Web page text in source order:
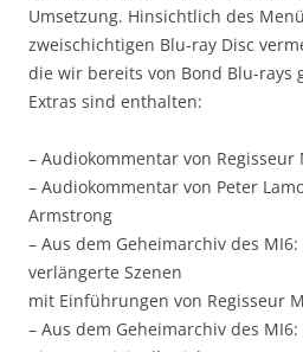
Umsetzung. Hinsichtlich des
zweischichtigen Blu-ray Disc
die wir bereits von Bond Blu-rays
Extras sind enthalten:
– Audiokommentar von Regisseur
– Audiokommentar von Peter
Armstrong
– Aus dem Geheimarchiv des
verlängerte Szenen
mit Einführungen von Regisseur
– Aus dem Geheimarchiv des MI6: